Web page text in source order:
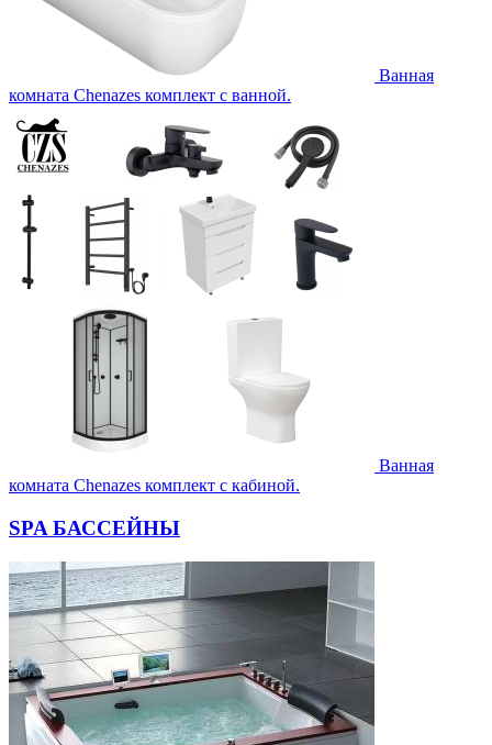
Ванная
комната Chenazes комплект с ванной.
Ванная
комната Chenazes комплект с кабиной.
SPA БАССЕЙНЫ